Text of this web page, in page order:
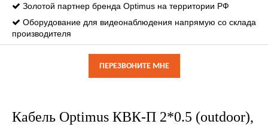
Золотой партнер бренда Optimus на территории РФ
Оборудование для видеонаблюдения напрямую со склада
производителя
ПЕРЕЗВОНИТЕ МНЕ
Кабель Optimus КВК-П 2*0.5 (outdoor),